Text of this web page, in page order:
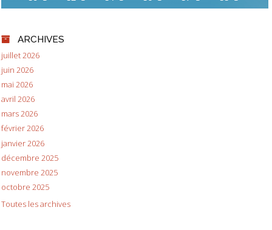
ARCHIVES
juillet 2026
juin 2026
mai 2026
avril 2026
mars 2026
février 2026
janvier 2026
décembre 2025
novembre 2025
octobre 2025
Toutes les archives